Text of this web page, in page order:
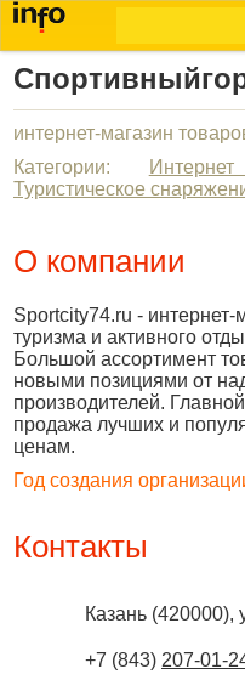
интернет-магазин
Категории:
Туристическое
О компании
Sportcity74.ru - интернет-
туризма и активного
Большой ассортимент
новыми позициями от
производителей.
продажа лучших и
ценам.
Год создания
Контакты
Казань (420000),
+7 (843) 207-01-